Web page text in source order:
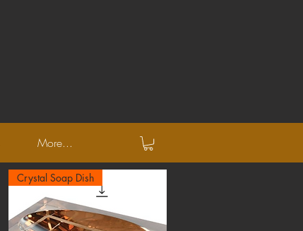
More...
Crystal Soap Dish